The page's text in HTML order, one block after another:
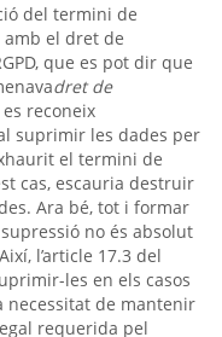
del termini de
amb el dret de
que es pot dir que
dret de
reconeix
suprimir les dades per
el termini de
cas, escauria destruir
Ara bé, tot i formar
no és absolut
l’article 17.3 del
les en els casos
necessitat de mantenir
requerida pel